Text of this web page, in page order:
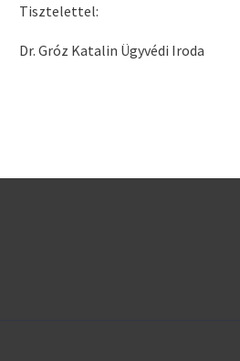
Tisztelettel:
Dr. Gróz Katalin Ügyvédi Iroda